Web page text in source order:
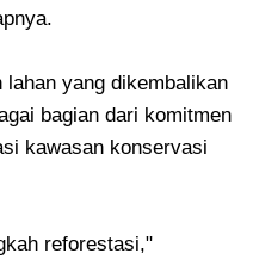
lahan yang dikembalikan
bagian dari komitmen
kawasan konservasi
reforestasi,"